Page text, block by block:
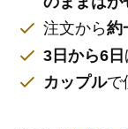
注文から約
3日から6日
カップルで